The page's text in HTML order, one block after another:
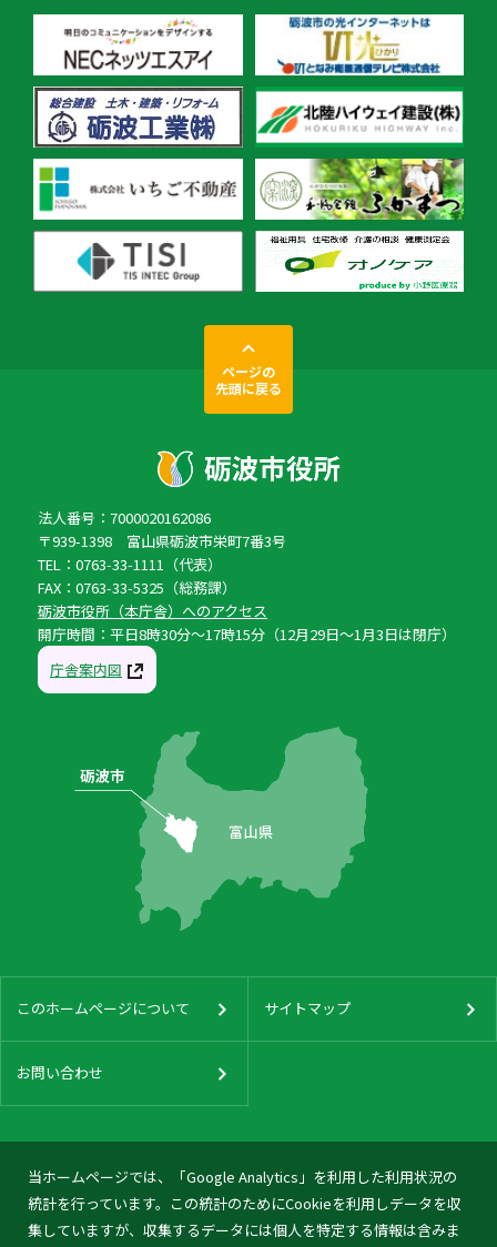
当ホームページでは、「Google Analytics」を利用した利用状況の
統計を行っています。この統計のためにCookieを利用しデータを収
集していますが、収集するデータには個人を特定する情報は含みま
ページの
先頭に戻る
法人番号：7000020162086
〒939-1398 富山県砺波市栄町7番3号
TEL：0763-33-1111（代表）
FAX：0763-33-5325（総務課）
砺波市役所（本庁舎）へのアクセス
開庁時間：平日8時30分〜17時15分（12月29日〜1月3日は閉庁）
庁舎案内図
このホームページについて サイトマップ
お問い合わせ